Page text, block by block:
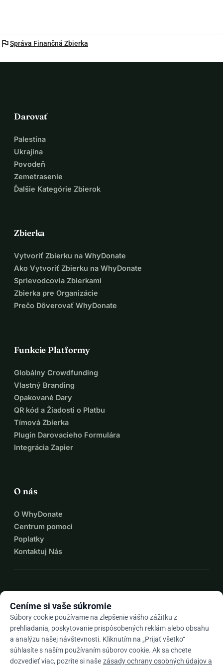
flagSpráva Finančná Zbierka
Darovať
Palestína
Ukrajina
Povodeň
Zemetrasenie
Ďalšie Kategórie Zbierok
Zbierka
Vytvoriť Zbierku na WhyDonate
Ako Vytvoriť Zbierku na WhyDonate
Sprievodcovia Zbierkami
Zbierka pre Organizácie
Prečo Dôverovať WhyDonate
Funkcie Platformy
Globálny Crowdfunding
Vlastný Branding
Opakované Dary
QR kód a Žiadosti o Platbu
Tímová Zbierka
Plugin Darovacieho Formulára
Integrácia Zapier
O nás
O WhyDonate
Centrum pomoci
Poplatky
Kontaktuj Nás
Skarrow_drop_down
★★★★★4,9 / 5 na základe 500+ recenzií
Ceníme si vaše súkromie
Súbory cookie používame na zlepšenie vášho zážitku z
prehliadania, poskytovanie prispôsobených reklám alebo obsahu
a analýzu našej návštevnosti. Kliknutím na „Prijať všetko“
súhlasíte s naším používaním súborov cookie. Ak sa chcete
dozvedieť viac, pozrite si naše zásady ochrany osobných údajov a